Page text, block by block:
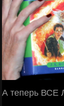
А теперь